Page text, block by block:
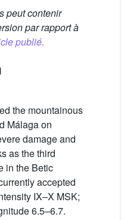
peut contenir
par rapport à
publié.
the mountainous
Málaga on
damage and
as the third
in the Betic
accepted
IX–X MSK;
6.5–6.7.